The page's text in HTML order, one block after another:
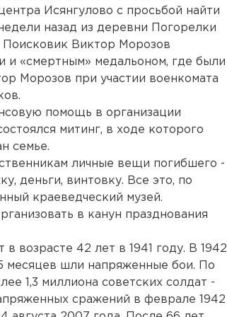
Исянгулово с просьбой найти
назад из деревни Погорелки
Поисковик Виктор Морозов
и «смертным» медальоном, где были
Морозов при участии военкомата
помощь в организации
митинг, в ходе которого
семье.
личные вещи погибшего -
деньги, винтовку. Все это, по
краеведческий музей.
в канун празднования
возрасте 42 лет в 1941 году. В 1942
месяцев шли напряженные бои. По
1,3 миллиона советских солдат -
сражений в феврале 1942